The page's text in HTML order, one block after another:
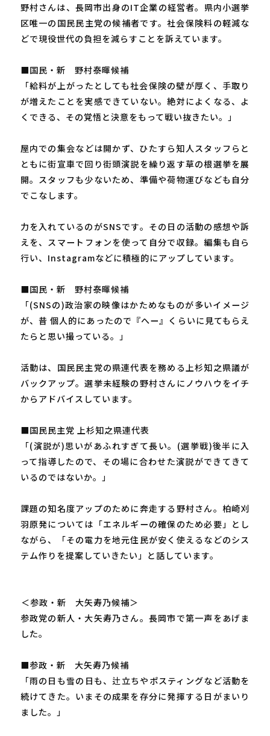
野村さんは、長岡市出身のIT企業の経営者。県内小選挙
区唯一の国民民主党の候補者です。社会保険料の軽減な
どで現役世代の負担を減らすことを訴えています。
■国民・新 野村泰暉候補
「給料が上がったとしても社会保険の壁が厚く、手取り
が増えたことを実感できていない。絶対によくなる、よ
くできる、その覚悟と決意をもって戦い抜きたい。」
屋内での集会などは開かず、ひたすら知人スタッフらと
ともに街宣車で回り街頭演説を繰り返す草の根選挙を展
開。スタッフも少ないため、準備や荷物運びなども自分
でこなします。
力を入れているのがSNSです。その日の活動の感想や訴
えを、スマートフォンを使って自分で収録。編集も自ら
行い、Instagramなどに積極的にアップしています。
■国民・新 野村泰暉候補
「(SNSの)政治家の映像はかためなものが多いイメージ
が、昔 個人的にあったので『へー』くらいに見てもらえ
たらと思い撮っている。」
活動は、国民民主党の県連代表を務める上杉知之県議が
バックアップ。選挙未経験の野村さんにノウハウをイチ
からアドバイスしています。
■国民民主党 上杉知之県連代表
「(演説が)思いがあふれすぎて長い。(選挙戦)後半に入
って指導したので、その場に合わせた演説ができてきて
いるのではないか。」
課題の知名度アップのために奔走する野村さん。柏崎刈
羽原発については「エネルギーの確保のため必要」とし
ながら、「その電力を地元住民が安く使えるなどのシス
テム作りを提案していきたい」と話しています。
―――＜参政・新 大矢寿乃候補＞
参政党の新人・大矢寿乃さん。長岡市で第一声をあげま
した。
■参政・新 大矢寿乃候補
「雨の日も雪の日も、辻立ちやポスティングなど活動を
続けてきた。いまその成果を存分に発揮する日がまいり
ました。」